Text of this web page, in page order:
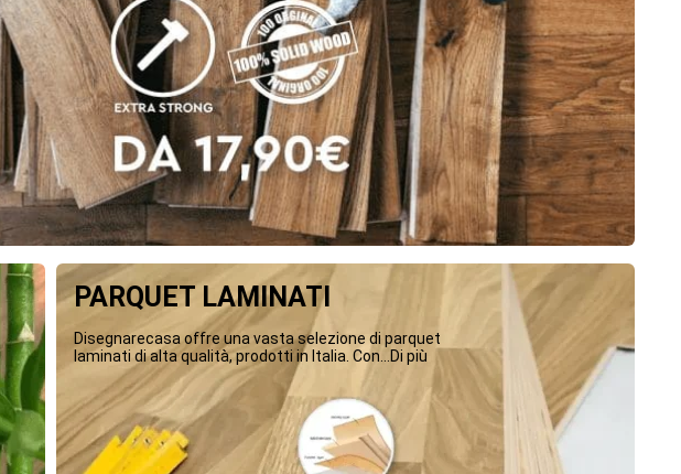
PARQUET LAMINATI
Disegnarecasa offre una vasta selezione di parquet
laminati di alta qualità, prodotti in Italia. Con...Di più